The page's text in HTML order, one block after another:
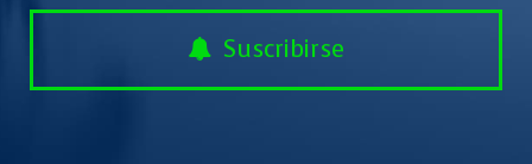
Suscribirse